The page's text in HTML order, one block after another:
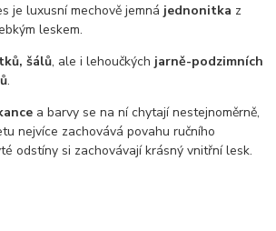
je luxusní mechově jemná jednonitka z
leskem.
šálů, ale i lehoučkých jarně-podzimních
.
a barvy se na ní chytají nestejnoměrně,
nejvíce zachovává povahu ručního
odstíny si zachovávají krásný vnitřní lesk.